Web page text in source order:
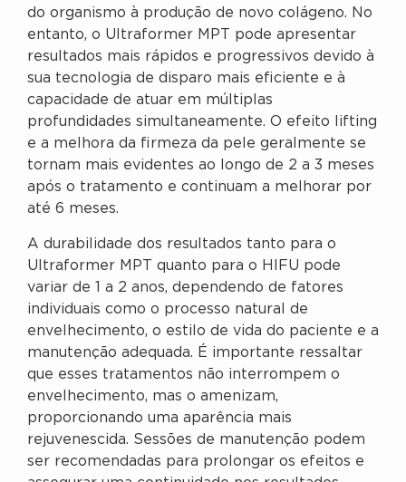
do organismo à produção de novo colágeno. No
entanto, o Ultraformer MPT pode apresentar
resultados mais rápidos e progressivos devido à
sua tecnologia de disparo mais eficiente e à
capacidade de atuar em múltiplas
profundidades simultaneamente. O efeito lifting
e a melhora da firmeza da pele geralmente se
tornam mais evidentes ao longo de 2 a 3 meses
após o tratamento e continuam a melhorar por
até 6 meses.
A durabilidade dos resultados tanto para o
Ultraformer MPT quanto para o HIFU pode
variar de 1 a 2 anos, dependendo de fatores
individuais como o processo natural de
envelhecimento, o estilo de vida do paciente e a
manutenção adequada. É importante ressaltar
que esses tratamentos não interrompem o
envelhecimento, mas o amenizam,
proporcionando uma aparência mais
rejuvenescida. Sessões de manutenção podem
ser recomendadas para prolongar os efeitos e